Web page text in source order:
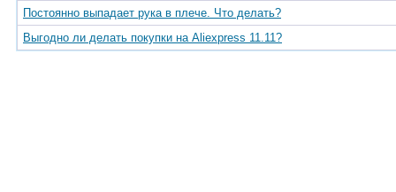
Постоянно выпадает рука в плече. Что делать?
Выгодно ли делать покупки на Aliexpress 11.11?